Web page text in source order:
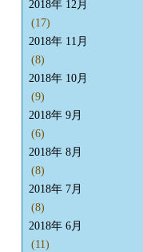
2018年 12月
(17)
2018年 11月
(8)
2018年 10月
(9)
2018年 9月
(6)
2018年 8月
(8)
2018年 7月
(8)
2018年 6月
(11)